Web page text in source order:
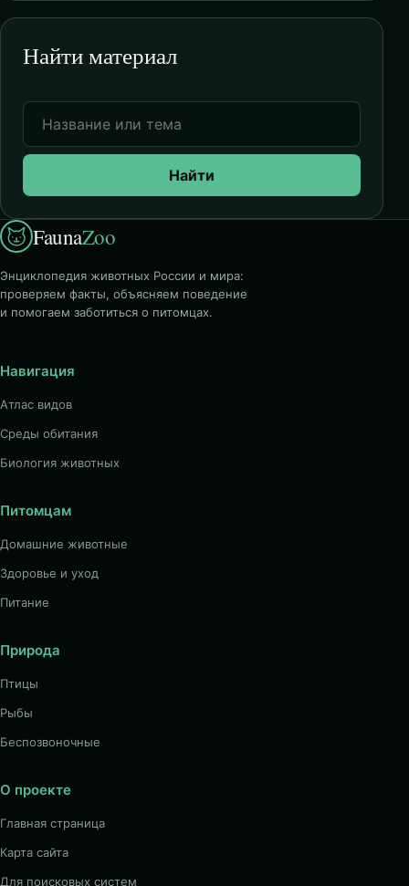
Найти материал
Найти
FaunaZoo
Энциклопедия животных России и мира:
проверяем факты, объясняем поведение
и помогаем заботиться о питомцах.
Навигация
Атлас видов
Среды обитания
Биология животных
Питомцам
Домашние животные
Здоровье и уход
Питание
Природа
Птицы
Рыбы
Беспозвоночные
О проекте
Главная страница
Карта сайта
Для поисковых систем